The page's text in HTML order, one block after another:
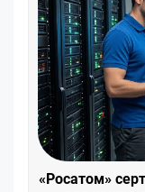
«Росатом»